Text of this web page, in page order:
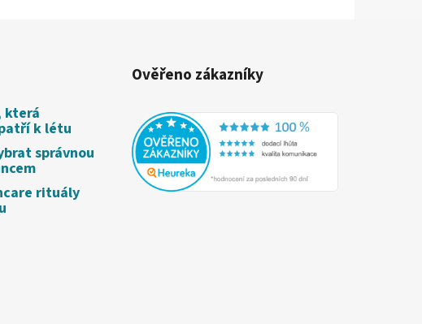
která
k létu
správnou
rituály
Ověřeno zákazníky